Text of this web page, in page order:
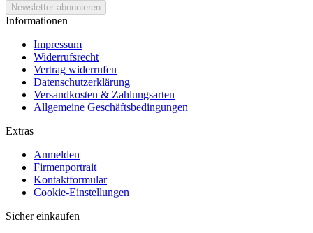
Informationen
Impressum
Widerrufsrecht
Vertrag widerrufen
Datenschutzerklärung
Versandkosten & Zahlungsarten
Allgemeine Geschäftsbedingungen
Extras
Anmelden
Firmenportrait
Kontaktformular
Cookie-Einstellungen
Sicher einkaufen